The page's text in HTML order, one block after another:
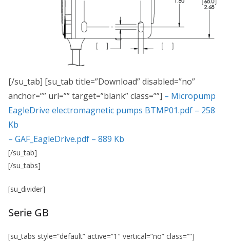
[/su_tab] [su_tab title=”Download” disabled=”no”
anchor=”” url=”” target=”blank” class=””] – Micropump
EagleDrive electromagnetic pumps BTMP01.pdf – 258
Kb
– GAF_EagleDrive.pdf – 889 Kb
[/su_tab]
[/su_tabs]
[su_divider]
Serie GB
[su_tabs style=”default” active=”1″ vertical=”no” class=””]